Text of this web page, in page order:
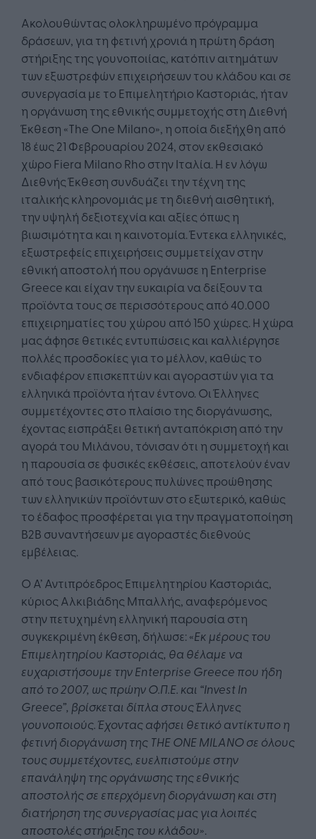
Ακολουθώντας ολοκληρωμένο πρόγραμμα
δράσεων, για τη φετινή χρονιά η πρώτη δράση
στήριξης της γουνοποιίας, κατόπιν αιτημάτων
των εξωστρεφών επιχειρήσεων του κλάδου και σε
συνεργασία με το Επιμελητήριο Καστοριάς, ήταν
η οργάνωση της εθνικής συμμετοχής στη Διεθνή
Έκθεση «The One Milano», η οποία διεξήχθη από
18 έως 21 Φεβρουαρίου 2024, στον εκθεσιακό
χώρο Fiera Milano Rho στην Ιταλία. Η εν λόγω
Διεθνής Έκθεση συνδυάζει την τέχνη της
ιταλικής κληρονομιάς με τη διεθνή αισθητική,
την υψηλή δεξιοτεχνία και αξίες όπως η
βιωσιμότητα και η καινοτομία. Έντεκα ελληνικές,
εξωστρεφείς επιχειρήσεις συμμετείχαν στην
εθνική αποστολή που οργάνωσε η Enterprise
Greece και είχαν την ευκαιρία να δείξουν τα
προϊόντα τους σε περισσότερους από 40.000
επιχειρηματίες του χώρου από 150 χώρες. Η χώρα
μας άφησε θετικές εντυπώσεις και καλλιέργησε
πολλές προσδοκίες για το μέλλον, καθώς το
ενδιαφέρον επισκεπτών και αγοραστών για τα
ελληνικά προϊόντα ήταν έντονο. Οι Έλληνες
συμμετέχοντες στο πλαίσιο της διοργάνωσης,
έχοντας εισπράξει θετική ανταπόκριση από την
αγορά του Μιλάνου, τόνισαν ότι η συμμετοχή και
η παρουσία σε φυσικές εκθέσεις, αποτελούν έναν
από τους βασικότερους πυλώνες προώθησης
των ελληνικών προϊόντων στο εξωτερικό, καθώς
το έδαφος προσφέρεται για την πραγματοποίηση
Β2Β συναντήσεων με αγοραστές διεθνούς
εμβέλειας.
Ο Α’ Αντιπρόεδρος Επιμελητηρίου Καστοριάς,
κύριος Αλκιβιάδης Μπαλλής, αναφερόμενος
στην πετυχημένη ελληνική παρουσία στη
συγκεκριμένη έκθεση, δήλωσε: «Εκ μέρους του
Επιμελητηρίου Καστοριάς, θα θέλαμε να
ευχαριστήσουμε τηνEnterprise Greece που ήδη
από το 2007, ως πρώην Ο.Π.Ε. και “InvestIn
Greece”, βρίσκεται δίπλα στους Έλληνες
γουνοποιούς. Έχοντας αφήσει θετικό αντίκτυπο η
φετινή διοργάνωση της THEONEMILANOσε όλους
τους συμμετέχοντες, ευελπιστούμε στην
επανάληψη της οργάνωσης της εθνικής
αποστολής σε επερχόμενη διοργάνωση και στη
διατήρηση της συνεργασίας μας για λοιπές
αποστολές στήριξης του κλάδου».